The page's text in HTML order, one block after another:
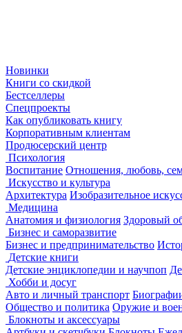
Новинки
Книги со скидкой
Бестселлеры
Спецпроекты
Как опубликовать книгу
Корпоративным клиентам
Продюсерский центр
Психология
Воспитание Отношения, любовь,
Искусство и культура
Архитектура Изобразительное
Медицина
Анатомия и физиология Здоровый
Бизнес и саморазвитие
Бизнес и предпринимательство
Детские книги
Детские энциклопедии и научпоп
Хобби и досуг
Авто и личный транспорт
Общество и политика Оружие и
Блокноты и аксессуары